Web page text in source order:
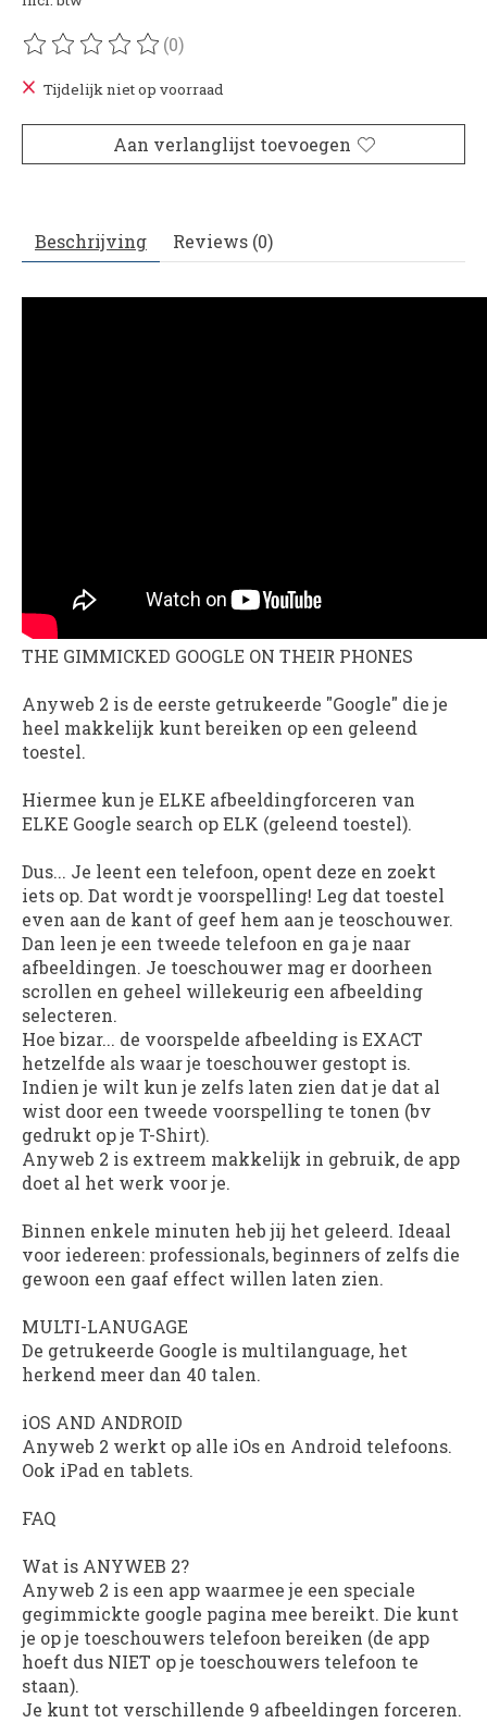
De beoordeling van dit product is
(0)
Tijdelijk niet op voorraad
Aan verlanglijst toevoegen
Beschrijving Reviews (0)
THE GIMMICKED GOOGLE ON THEIR PHONES
Anyweb 2 is de eerste getrukeerde "Google" die je
heel makkelijk kunt bereiken op een geleend
toestel.
Hiermee kun je ELKE afbeeldingforceren van
ELKE Google search op ELK (geleend toestel).
Dus... Je leent een telefoon, opent deze en zoekt
iets op. Dat wordt je voorspelling! Leg dat toestel
even aan de kant of geef hem aan je teoschouwer.
Dan leen je een tweede telefoon en ga je naar
afbeeldingen. Je toeschouwer mag er doorheen
scrollen en geheel willekeurig een afbeelding
selecteren.
Hoe bizar... de voorspelde afbeelding is EXACT
hetzelfde als waar je toeschouwer gestopt is.
Indien je wilt kun je zelfs laten zien dat je dat al
wist door een tweede voorspelling te tonen (bv
gedrukt op je T-Shirt).
Anyweb 2 is extreem makkelijk in gebruik, de app
doet al het werk voor je.
Binnen enkele minuten heb jij het geleerd. Ideaal
voor iedereen: professionals, beginners of zelfs die
gewoon een gaaf effect willen laten zien.
MULTI-LANUGAGE
De getrukeerde Google is multilanguage, het
herkend meer dan 40 talen.
iOS AND ANDROID
Anyweb 2 werkt op alle iOs en Android telefoons.
Ook iPad en tablets.
FAQ
Wat is ANYWEB 2?
Anyweb 2 is een app waarmee je een speciale
gegimmickte google pagina mee bereikt. Die kunt
je op je toeschouwers telefoon bereiken (de app
hoeft dus NIET op je toeschouwers telefoon te
staan).
Je kunt tot verschillende 9 afbeeldingen forceren.